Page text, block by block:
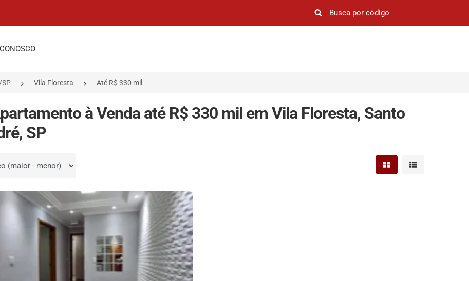
Vila Floresta Até R$ 330 mil
à Venda até R$ 330 mil em Vila Floresta, Santo
SP
por Mostrar resultados em
Mostrar